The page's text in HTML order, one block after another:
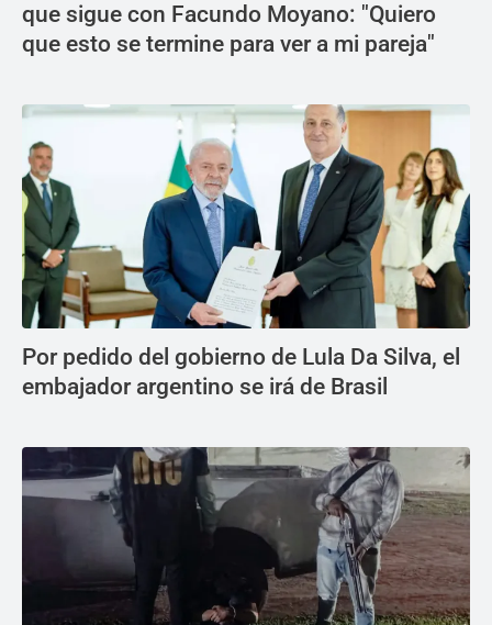
que sigue con Facundo Moyano: "Quiero
que esto se termine para ver a mi pareja"
Por pedido del gobierno de Lula Da Silva, el
embajador argentino se irá de Brasil